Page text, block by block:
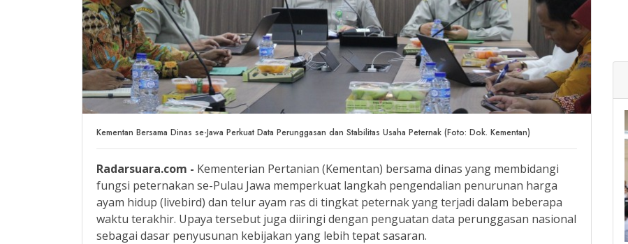
Kementan Bersama Dinas se-Jawa Perkuat Data Perunggasan dan Stabilitas Usaha Peternak (Foto: Dok. Kementan)
Radarsuara.com - Kementerian Pertanian (Kementan) bersama dinas yang membidangi
fungsi peternakan se-Pulau Jawa memperkuat langkah pengendalian penurunan harga
ayam hidup (livebird) dan telur ayam ras di tingkat peternak yang terjadi dalam beberapa
waktu terakhir. Upaya tersebut juga diiringi dengan penguatan data perunggasan nasional
sebagai dasar penyusunan kebijakan yang lebih tepat sasaran.